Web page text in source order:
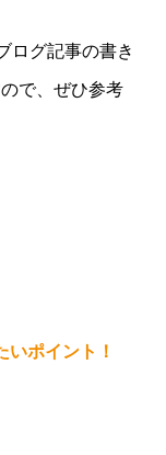
ログ記事の書き
で、ぜひ参考
いポイント！